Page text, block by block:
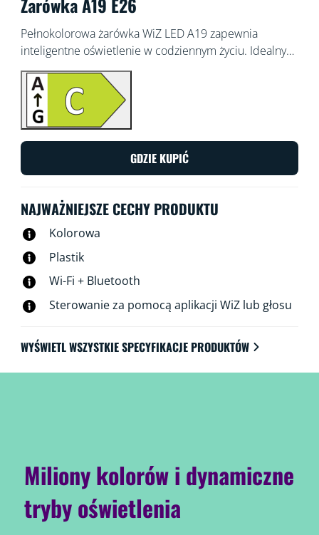
Pełnokolorowa żarówka WiZ LED A19 zapewnia
inteligentne oświetlenie w codziennym życiu. Idealny
do oświetlenia powodziowego. Stwórz wybraną
atmosferę dzięki 16 milionom kolorów oraz ciepłemu i
chłodnemu białemu światłu. Możesz ustawić
harmonogramy włączania i wyłączania świateł zgodnie z
sterować za pomocą smartfona lub głosu i mieć zdalny
dostęp do świateł, nawet gdy Cię nie ma. Światła WiZ
żaden dodatkowy sprzęt.
GDZIE KUPIĆ
NAJWAŻNIEJSZE CECHY PRODUKTU
Kolorowa
Plastik
Wi-Fi + Bluetooth
Sterowanie za pomocą aplikacji WiZ lub głosu
WYŚWIETL WSZYSTKIE SPECYFIKACJE PRODUKTÓW
Miliony kolorów i dynamiczne
tryby oświetlenia